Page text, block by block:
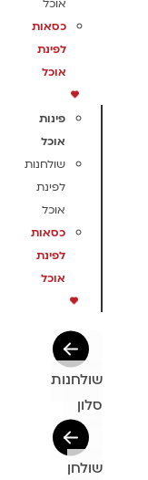
אוכל
כסאות
לפינת
אוכל
פינות
אוכל
שולחנות
לפינת
אוכל
כסאות
לפינת
אוכל
שולחנות
סלון
שולחן